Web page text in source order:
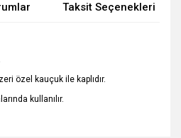
Taksit Seçenekleri
özel kauçuk ile kaplıdır.
kullanılır.